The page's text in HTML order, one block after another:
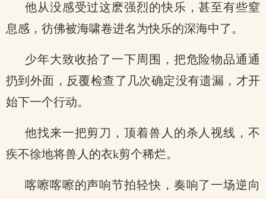
他从没感受过这麽强烈的快乐，甚至有些窒
息感，彷佛被海啸卷进名为快乐的深海中了。
少年大致收拾了一下周围，把危险物品通通
扔到外面，反覆检查了几次确定没有遗漏，才开
始下一个行动。
他找来一把剪刀，顶着兽人的杀人视线，不
疾不徐地将兽人的衣k剪个稀烂。
喀嚓喀嚓的声响节拍轻快，奏响了一场逆向